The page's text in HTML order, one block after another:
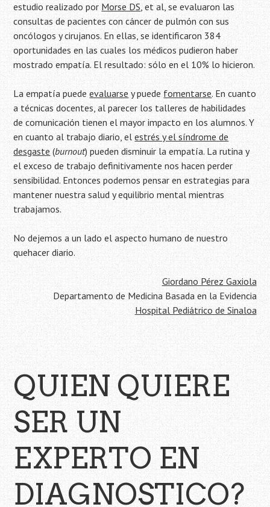
estudio realizado por Morse DS, et al, se evaluaron las
consultas de pacientes con cáncer de pulmón con sus
oncólogos y cirujanos. En ellas, se identificaron 384
oportunidades en las cuales los médicos pudieron haber
mostrado empatía. El resultado: sólo en el 10% lo hicieron.
La empatía puedeevaluarse y puede fomentarse. En cuanto
a técnicas docentes, al parecer los talleres de habilidades
de comunicación tienen el mayor impacto en los alumnos. Y
en cuanto al trabajo diario, elestrés y el síndrome de
desgaste (burnout) pueden disminuir la empatía. La rutina y
el exceso de trabajo definitivamente nos hacen perder
sensibilidad. Entonces podemos pensar en estrategias para
mantener nuestra salud y equilibrio mental mientras
trabajamos.
No dejemos a un lado el aspecto humano de nuestro
quehacer diario.
Giordano Pérez Gaxiola
Departamento de Medicina Basada en la Evidencia
Hospital Pediátrico de Sinaloa
QUIEN QUIERE
SER UN
EXPERTO EN
DIAGNOSTICO?